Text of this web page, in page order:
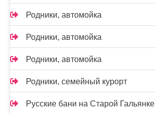
Родники, автомойка
Родники, автомойка
Родники, автомойка
Родники, семейный курорт
Русские бани на Старой Гальянке